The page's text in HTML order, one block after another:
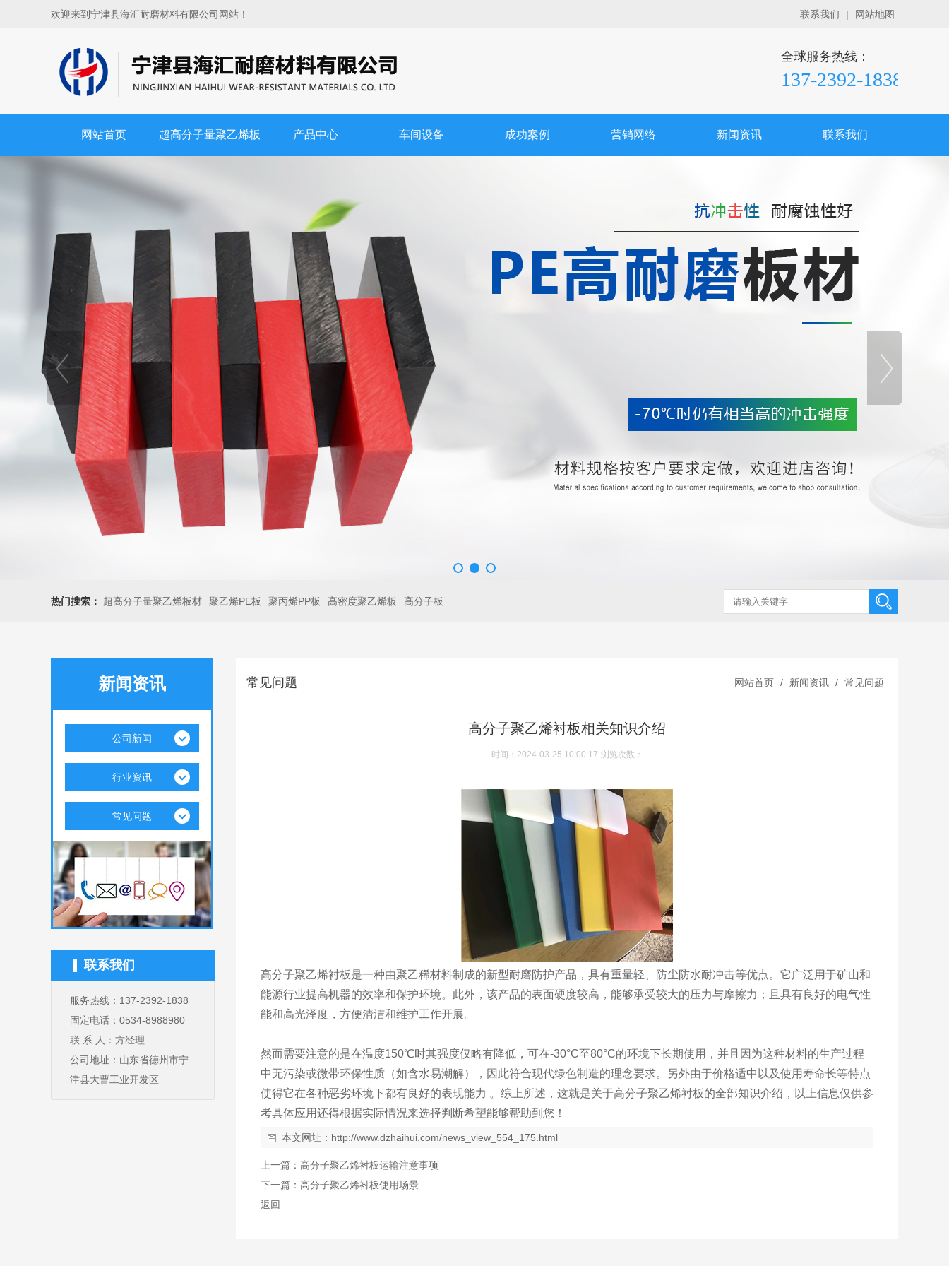
欢迎来到宁津县海汇耐磨材料有限公司网站！ 联系我们 | 网站地图
全球服务热线：
137-2392-1838
网站首页 超高分子量聚乙烯板 产品中心 车间设备 成功案例 营销网络 新闻资讯 联系我们
热门搜索： 超高分子量聚乙烯板材 聚乙烯PE板 聚丙烯PP板 高密度聚乙烯板 高分子板
新闻资讯
公司新闻
行业资讯
常见问题
联系我们
服务热线：137-2392-1838
固定电话：0534-8988980
联 系 人：方经理
公司地址：山东省德州市宁
津县大曹工业开发区
常见问题 网站首页 / 新闻资讯 / 常见问题
高分子聚乙烯衬板相关知识介绍
时间：2024-03-25 10:00:17 浏览次数：
高分子聚乙烯衬板是一种由聚乙稀材料制成的新型耐磨防护产品，具有重量轻、防尘防水耐冲击等优点。它广泛用于矿山和
能源行业提高机器的效率和保护环境。此外，该产品的表面硬度较高，能够承受较大的压力与摩擦力；且具有良好的电气性
能和高光泽度，方便清洁和维护工作开展。
然而需要注意的是在温度150℃时其强度仅略有降低，可在-30°C至80°C的环境下长期使用，并且因为这种材料的生产过程
中无污染或微带环保性质（如含水易潮解），因此符合现代绿色制造的理念要求。另外由于价格适中以及使用寿命长等特点
使得它在各种恶劣环境下都有良好的表现能力 。综上所述，这就是关于高分子聚乙烯衬板的全部知识介绍，以上信息仅供参
考具体应用还得根据实际情况来选择判断希望能够帮助到您！
本文网址： http://www.dzhaihui.com/news_view_554_175.html
上一篇： 高分子聚乙烯衬板运输注意事项
下一篇： 高分子聚乙烯衬板使用场景
返回